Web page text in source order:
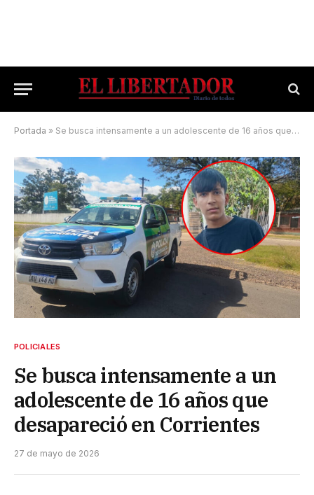
Portada » Se busca intensamente a un adolescente de 16 años que desapareció en Corrientes
POLICIALES
Se busca intensamente a un
adolescente de 16 años que
desapareció en Corrientes
27 de mayo de 2026